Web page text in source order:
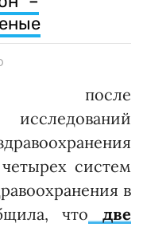
после
систем
в
что две